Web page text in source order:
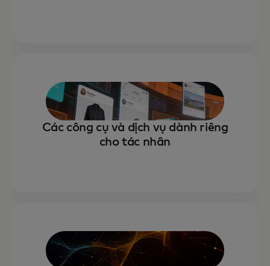
Các công cụ và dịch vụ dành riêng
cho tác nhân